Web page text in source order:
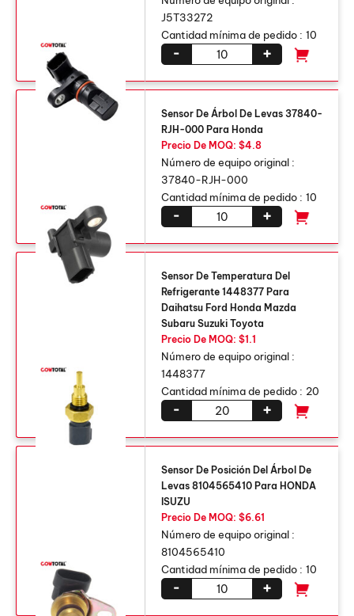
J5T33272
Cantidad mínima de pedido : 10
+
-
Sensor De Árbol De Levas 37840-
RJH-000 Para Honda
Precio De MOQ: $4.8
Número de equipo original :
37840-RJH-000
Cantidad mínima de pedido : 10
+
-
Sensor De Temperatura Del
Refrigerante 1448377 Para
Daihatsu Ford Honda Mazda
Subaru Suzuki Toyota
Precio De MOQ: $1.1
Número de equipo original :
1448377
Cantidad mínima de pedido : 20
+
-
Sensor De Posición Del Árbol De
Levas 8104565410 Para HONDA
ISUZU
Precio De MOQ: $6.61
Número de equipo original :
8104565410
Cantidad mínima de pedido : 10
+
-